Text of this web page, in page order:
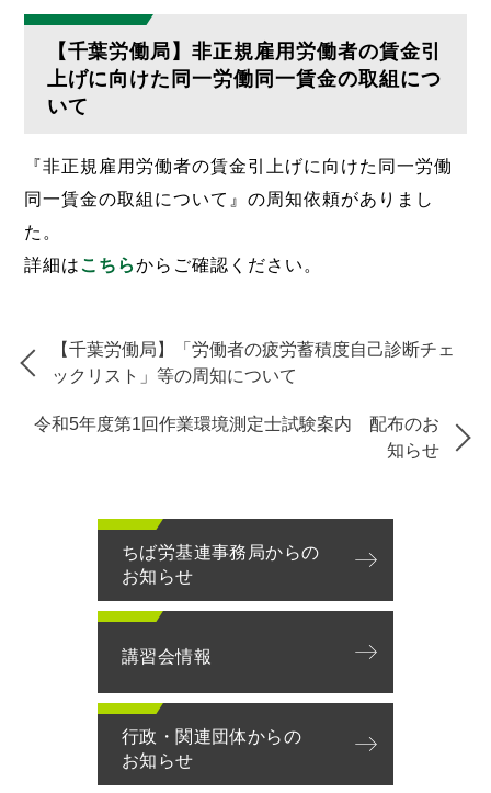
【千葉労働局】非正規雇用労働者の賃金引
上げに向けた同一労働同一賃金の取組につ
いて
『非正規雇用労働者の賃金引上げに向けた同一労働
同一賃金の取組について』の周知依頼がありまし
た。
詳細はこちらからご確認ください。
【千葉労働局】「労働者の疲労蓄積度自己診断チェ
ックリスト」等の周知について
令和5年度第1回作業環境測定士試験案内 配布のお
知らせ
ちば労基連事務局からの
お知らせ
講習会情報
行政・関連団体からの
お知らせ